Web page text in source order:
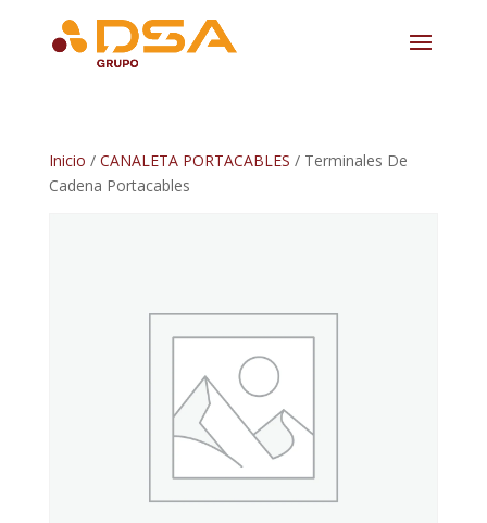
Inicio / CANALETA PORTACABLES / Terminales De
Cadena Portacables